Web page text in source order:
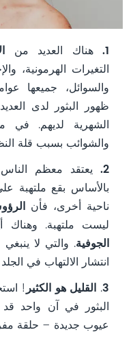
1.هناك العديد من
التغيرات الهرمونية،
والسوائل، جميعها
ظهور البثور لدى
الشهرية لديهم. في
والشوائب بسبب قلة
2. يعتقد معظم
بالأساس بقع ملتهبة
ناحية أخرى، فأن
ليست ملتهبة. وهناك
الجوفية. والتي لا
انتشار الالتهاب في
3
. القليل هو الكثير!
البثور في آن واحد
عيوب جديدة – حلقة